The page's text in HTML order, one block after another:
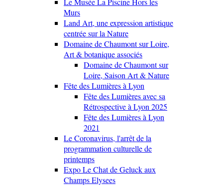
Murs
Land Art, une expression artistique
centrée sur la Nature
Domaine de Chaumont sur Loire,
Art & botanique associés
Domaine de Chaumont sur
Loire, Saison Art & Nature
Fête des Lumières à Lyon
Fête des Lumières avec sa
Rétrospective à Lyon 2025
Fête des Lumières à Lyon
2021
Le Coronavirus, l'arrêt de la
programmation culturelle de
printemps
Expo Le Chat de Geluck aux
Champs Elysees